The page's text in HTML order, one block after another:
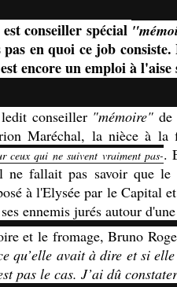
conseiller spécial
pas en quoi ce job
encore un emploi à
conseiller "mémoire"
Maréchal, la nièce à
ceux qui ne suivent vraiment pas-.
ne fallait pas savoir que le
à l'Elysée par le Capital
ennemis jurés autour
et le fromage, Bruno
qu’elle avait à dire et si
pas le cas. J’ai dû